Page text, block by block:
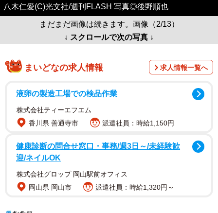
八木仁愛(C)光文社/週刊FLASH 写真◎後野順也
まだまだ画像は続きます。画像（2/13）
↓ スクロールで次の写真 ↓
まいどなの求人情報 求人情報一覧へ
液卵の製造工場での検品作業
株式会社ティーエフエム
香川県 善通寺市
派遣社員：時給1,150円
健康診断の問合せ窓口・事務/週3日～/未経験歓
迎/ネイルOK
株式会社グロップ 岡山駅前オフィス
岡山県 岡山市
派遣社員：時給1,320円～